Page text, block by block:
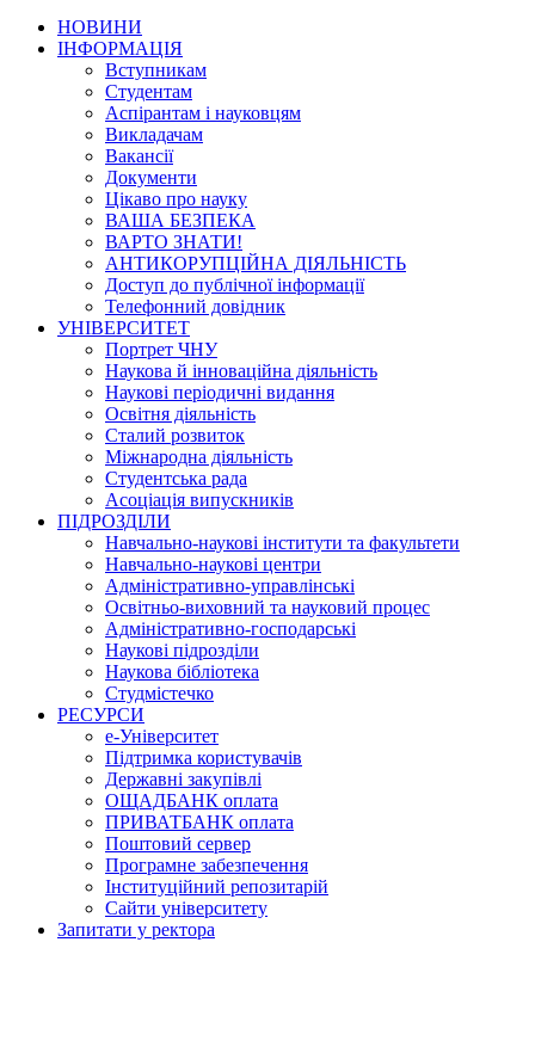
НОВИНИ
ІНФОРМАЦІЯ
Вступникам
Студентам
Аспірантам і науковцям
Викладачам
Вакансії
Документи
Цікаво про науку
ВАША БЕЗПЕКА
ВАРТО ЗНАТИ!
АНТИКОРУПЦІЙНА ДІЯЛЬНІСТЬ
Доступ до публічної інформації
Телефонний довідник
УНІВЕРСИТЕТ
Портрет ЧНУ
Наукова й інноваційна діяльність
Наукові періодичні видання
Освітня діяльність
Сталий розвиток
Міжнародна діяльність
Студентська рада
Асоціація випускників
ПІДРОЗДІЛИ
Навчально-наукові інститути та факультети
Навчально-наукові центри
Адміністративно-управлінські
Освітньо-виховний та науковий процес
Адміністративно-господарські
Наукові підрозділи
Наукова бібліотека
Студмістечко
РЕСУРСИ
е-Університет
Підтримка користувачів
Державні закупівлі
ОЩАДБАНК оплата
ПРИВАТБАНК оплата
Поштовий сервер
Програмне забезпечення
Інституційний репозитарій
Сайти університету
Запитати у ректора